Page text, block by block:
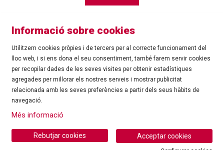
©Ajuntament de Roses| C/ Tarragona, 81 | 17480 ROSES
Tel.: 972 25 24 00 |cultura@roses.cat
Sitemap | Ús de Cookies
Informació sobre cookies
Utilitzem cookies pròpies i de tercers per al correcte funcionament del
lloc web, i si ens dona el seu consentiment, també farem servir cookies
per recopilar dades de les seves visites per obtenir estadístiques
agregades per millorar els nostres serveis i mostrar publicitat
relacionada amb les seves preferències a partir dels seus hàbits de
navegació.
Més informació
Acceptar cookies
Rebutjar cookies